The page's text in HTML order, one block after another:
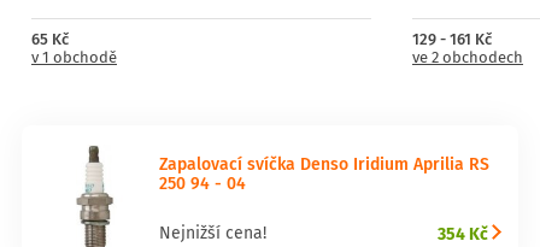
65 Kč
v 1 obchodě
129 - 161 Kč
ve 2 obchodech
Zapalovací svíčka Denso Iridium Aprilia RS
250 94 - 04
Nejnižší cena! 354 Kč